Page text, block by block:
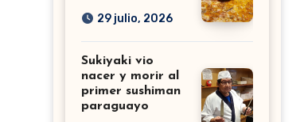
29 julio, 2026
Sukiyaki vio
nacer y morir al
primer sushiman
paraguayo